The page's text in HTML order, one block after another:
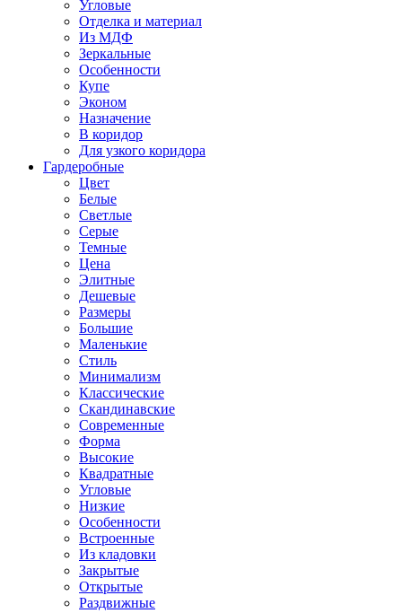
Угловые
Отделка и материал
Из МДФ
Зеркальные
Особенности
Купе
Эконом
Назначение
В коридор
Для узкого коридора
Гардеробные
Цвет
Белые
Светлые
Серые
Темные
Цена
Элитные
Дешевые
Размеры
Большие
Маленькие
Стиль
Минимализм
Классические
Скандинавские
Современные
Форма
Высокие
Квадратные
Угловые
Низкие
Особенности
Встроенные
Из кладовки
Закрытые
Открытые
Раздвижные